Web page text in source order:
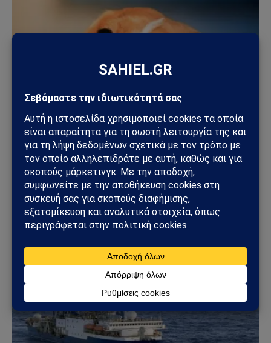
ΠΕΡΙΒΆΛΛΟΝ
Ιταλία: Άδεια μετ’ αποδοχών για φροντίδα
άρρωστων κατοικίδιων – Νέα εποχή στα
εργασιακά δικαιώματα
27/03/2026